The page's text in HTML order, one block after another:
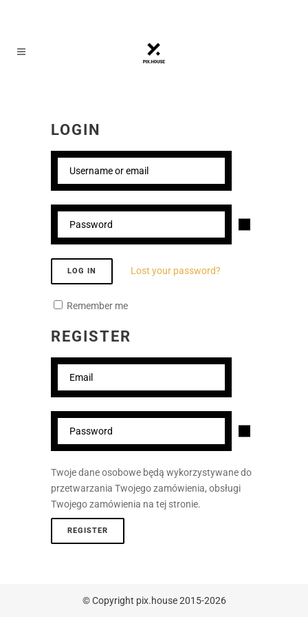
LOGIN
LOG IN Lost your password?
Remember me
REGISTER
Twoje dane osobowe będą wykorzystywane do
przetwarzania Twojego zamówienia, obsługi
Twojego zamówienia na tej stronie.
REGISTER
© Copyright pix.house 2015-2026